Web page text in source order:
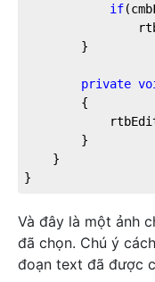
if
private
}
Và đây là một ảnh
đã chọn. Chú ý
đoạn text đã được